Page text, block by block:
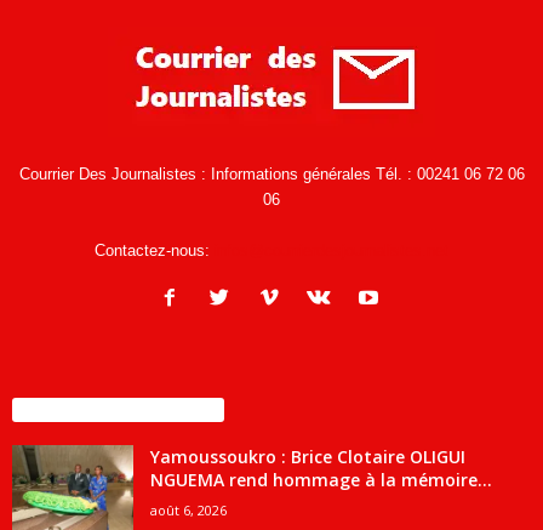
Courrier Des Journalistes : Informations générales Tél. : 00241 06 72 06
06
Contactez-nous:
Yamoussoukro : Brice Clotaire OLIGUI
NGUEMA rend hommage à la mémoire...
août 6, 2026